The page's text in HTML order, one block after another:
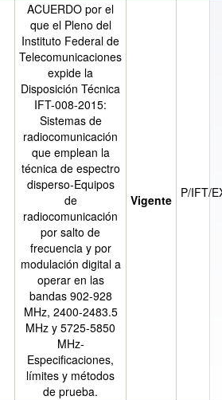
ACUERDO por el
que el Pleno del
Instituto Federal de
Telecomunicaciones
expide la
Disposición Técnica
IFT-008-2015:
Sistemas de
radiocomunicación
que emplean la
técnica de espectro
disperso-Equipos
de
radiocomunicación
por salto de
frecuencia y por
modulación digital a
operar en las
bandas 902-928
MHz, 2400-2483.5
MHz y 5725-5850
MHz-
Especificaciones,
límites y métodos
de prueba.
Vigente P/IFT/